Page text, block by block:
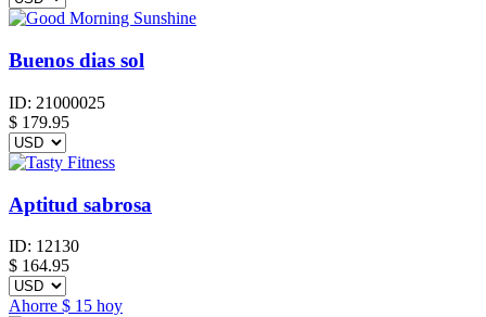
Buenos dias sol
ID: 21000025
$ 179.95
Aptitud sabrosa
ID: 12130
$ 164.95
Ahorre $ 15 hoy